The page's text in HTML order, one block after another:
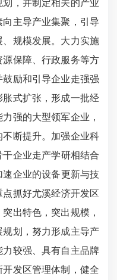
，并制定相关的产业
主导产业集聚，引导
规模发展。 大力实施
保障、行政服务等方
励和引导企业走强强
式扩张，形成一批经
强的大型领军企业，
断提升。 加强企业科
干企业走产学研相结合
速企业的设备更新与技
点抓好尤溪经济开发区
出特色，突出规模，
划，努力形成主导产
较强、具有自主品牌
发区管理体制，健全